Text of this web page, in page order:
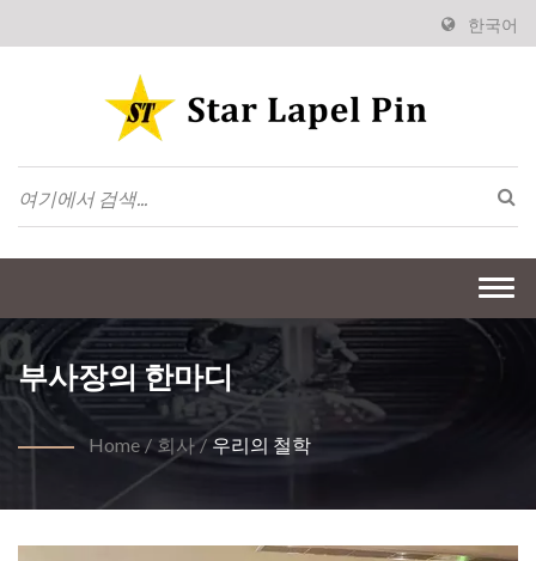
한국어
부사장의 한마디
Home / 회사 / 우리의 철학